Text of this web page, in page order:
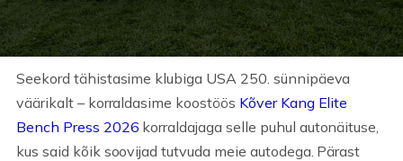
Seekord tähistasime klubiga USA 250. sünnipäeva
väärikalt – korraldasime koostöös Kõver Kang Elite
Bench Press 2026 korraldajaga selle puhul autonäituse,
kus said kõik soovijad tutvuda meie autodega. Pärast